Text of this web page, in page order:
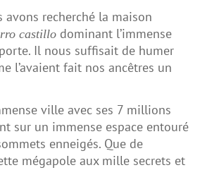
avons recherché la maison
castillo dominant l’immense
Il nous suffisait de humer
l’avaient fait nos ancêtres un
ville avec ses 7 millions
sur un immense espace entouré
enneigés. Que de
mégapole aux mille secrets et